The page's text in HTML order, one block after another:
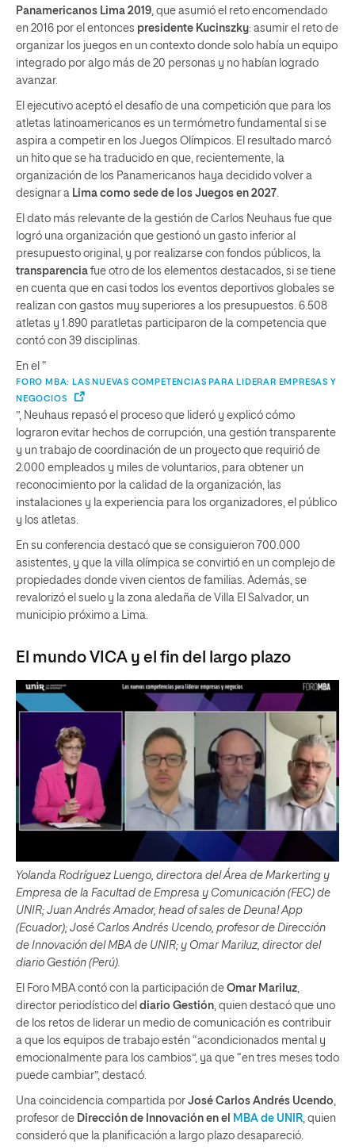
Panamericanos Lima 2019 , que asumió el reto encomendado
en 2016 por el entonces presidente Kucinszky: asumir el reto de
organizar los juegos en un contexto donde solo había un equipo
integrado por algo más de 20 personas y no habían logrado
avanzar.
El ejecutivo aceptó el desafío de una competición que para los
atletas latinoamericanos es un termómetro fundamental si se
aspira a competir en los Juegos Olímpicos. El resultado marcó
un hito que se ha traducido en que, recientemente, la
organización de los Panamericanos haya decidido volver a
designar a Lima como sede de los Juegos en 2027
El dato más relevante de la gestión de Carlos Neuhaus fue que
logró una organización que gestionó un gasto inferior al
presupuesto original, y por realizarse con fondos públicos, la
transparencia fue otro de los elementos destacados, si se tiene
en cuenta que en casi todos los eventos deportivos globales se
realizan con gastos muy superiores a los presupuestos. 6.508
atletas y 1.890 paratletas participaron de la competencia que
contó con 39 disciplinas.
En el “
FORO MBA: LAS NUEVAS COMPETENCIAS PARA LIDERAR EMPRESAS Y
NEGOCIOS
”, Neuhaus repasó el proceso que lideró y explicó cómo
lograron evitar hechos de corrupción, una gestión transparente
y un trabajo de coordinación de un proyecto que requirió de
2.000 empleados y miles de voluntarios, para obtener un
reconocimiento por la calidad de la organización, las
instalaciones y la experiencia para los organizadores, el público
y los atletas.
En su conferencia destacó que se consiguieron 700.000
asistentes, y que la villa olímpica se convirtió en un complejo de
propiedades donde viven cientos de familias. Además, se
revalorizó el suelo y la zona aledaña de Villa El Salvador, un
municipio próximo a Lima.
El mundo VICA y el fin del largo plazo
Yolanda Rodríguez Luengo, directora del Área de Markerting y
Empresa de la Facultad de Empresa y Comunicación (FEC) de
UNIR; Juan Andrés Amador, head of sales de Deuna! App
(Ecuador); José Carlos Andrés Ucendo, profesor de Dirección
de Innovación del MBA de UNIR; y Omar Mariluz, director del
diario Gestión (Perú).
El Foro MBA contó con la participación de Omar Mariluz,
director periodístico del diario Gestión, quien destacó que uno
de los retos de liderar un medio de comunicación es contribuir
a que los equipos de trabajo estén “acondicionados mental y
emocionalmente para los cambios”, ya que “en tres meses todo
puede cambiar”, destacó.
Una coincidencia compartida por José Carlos Andrés Ucendo,
profesor de Dirección de Innovación en el MBA de UNIR, quien
consideró que la planificación a largo plazo desapareció.